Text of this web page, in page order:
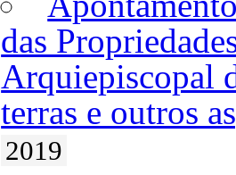
das
Arquiepiscopal
terras e outros
2019